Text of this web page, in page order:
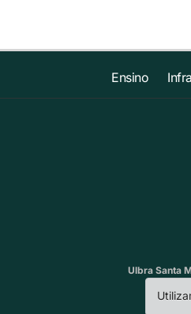
Ensino
Ulbra Santa